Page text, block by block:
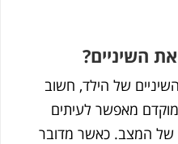
של הילד, חשוב
לעיתים
כאשר מדובר